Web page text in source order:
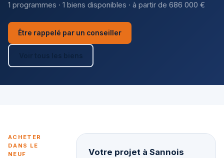
1 programmes · 1 biens disponibles · à partir de 686 000 €
Être rappelé par un conseiller
Voir tous les biens
ACHETER
DANS LE
NEUF
Votre projet à Sannois